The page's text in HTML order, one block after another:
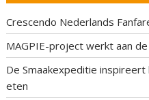
Crescendo Nederlands
MAGPIE-project werkt aan
De Smaakexpeditie
eten